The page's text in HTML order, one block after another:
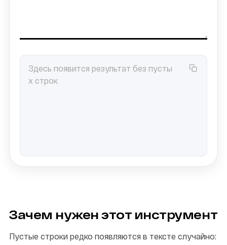
Зачем нужен этот инструмент
Пустые строки редко появляются в тексте случайно: